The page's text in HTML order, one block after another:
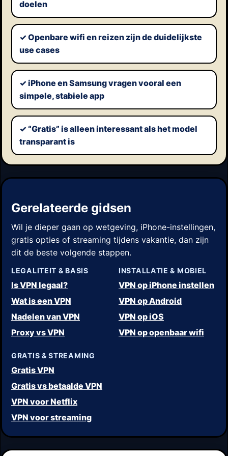
doelen
✓ Openbare wifi en reizen zijn de duidelijkste
use cases
✓ iPhone en Samsung vragen vooral een
simpele, stabiele app
✓ “Gratis” is alleen interessant als het model
transparant is
Gerelateerde gidsen
Wil je dieper gaan op wetgeving, iPhone-instellingen,
gratis opties of streaming tijdens vakantie, dan zijn
dit de beste volgende stappen.
LEGALITEIT & BASIS
Is VPN legaal?
Wat is een VPN
Nadelen van VPN
Proxy vs VPN
INSTALLATIE & MOBIEL
VPN op iPhone instellen
VPN op Android
VPN op iOS
VPN op openbaar wifi
GRATIS & STREAMING
Gratis VPN
Gratis vs betaalde VPN
VPN voor Netflix
VPN voor streaming